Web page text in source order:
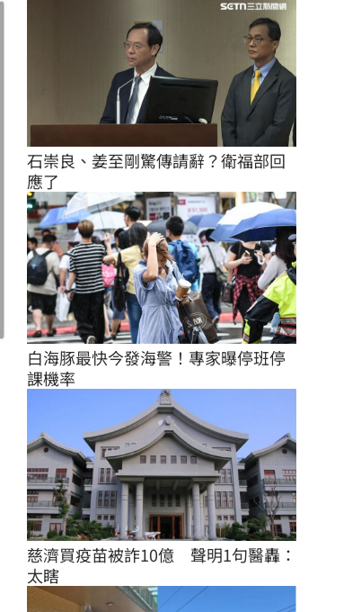
石崇良、姜至剛驚傳請辭？衛福部回
應了
白海豚最快今發海警！專家曝停班停
課機率
慈濟買疫苗被詐10億　聲明1句醫轟：
太瞎